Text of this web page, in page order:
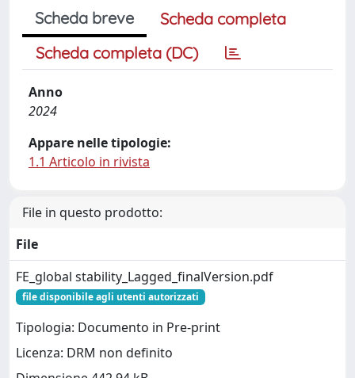
Scheda breve
Scheda completa
Scheda completa (DC)
Anno
2024
Appare nelle tipologie:
1.1 Articolo in rivista
File in questo prodotto:
File
FE_global stability_Lagged_finalVersion.pdf
file disponibile agli utenti autorizzati
Tipologia: Documento in Pre-print
Licenza: DRM non definito